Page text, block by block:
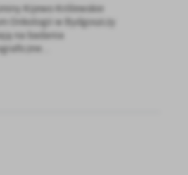
Kijewo Królewskie
Onkologii w Bydgoszczy
na badania